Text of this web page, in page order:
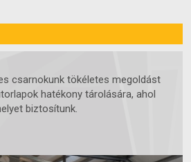
CSARNOKUNK
csarnokunk tökéletes megoldást
hatékony tárolására, ahol
biztosítunk.